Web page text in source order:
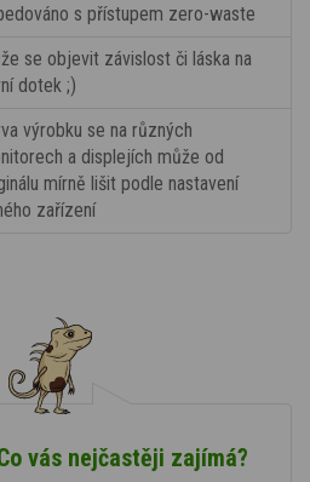
s přístupem zero-waste
se objevit závislost či láska na
dotek ;)
výrobku se na různých
a displejích může od
mírně lišit podle nastavení
zařízení
vás nejčastěji zajímá?